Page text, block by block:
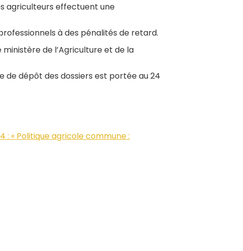
agriculteurs effectuent une
à des pénalités de retard.
de l’Agriculture et de la
de dépôt des dossiers est portée au 24
: « Politique agricole commune :